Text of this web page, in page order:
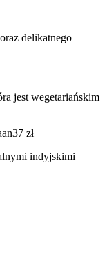
delikatnego
jest wegetariańskim
37 zł
indyjskimi